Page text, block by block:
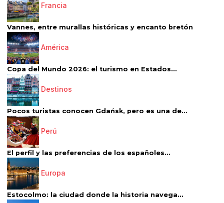
Francia
Vannes, entre murallas históricas y encanto bretón
América
Copa del Mundo 2026: el turismo en Estados...
Destinos
Pocos turistas conocen Gdańsk, pero es una de...
Perú
El perfil y las preferencias de los españoles...
Europa
Estocolmo: la ciudad donde la historia navega...